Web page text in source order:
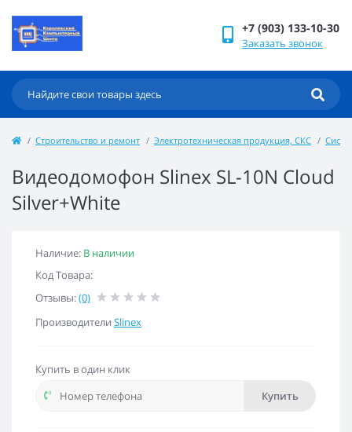
+7 (903) 133-10-30
Заказать звонок
Строительство и ремонт Электротехническая продукция, СКС
Видеодомофон Slinex SL-10N Cloud
Silver+White
Наличие: В наличии
Код Товара:
Отзывы:(0)
Производители Slinex
Купить в один клик
Купить